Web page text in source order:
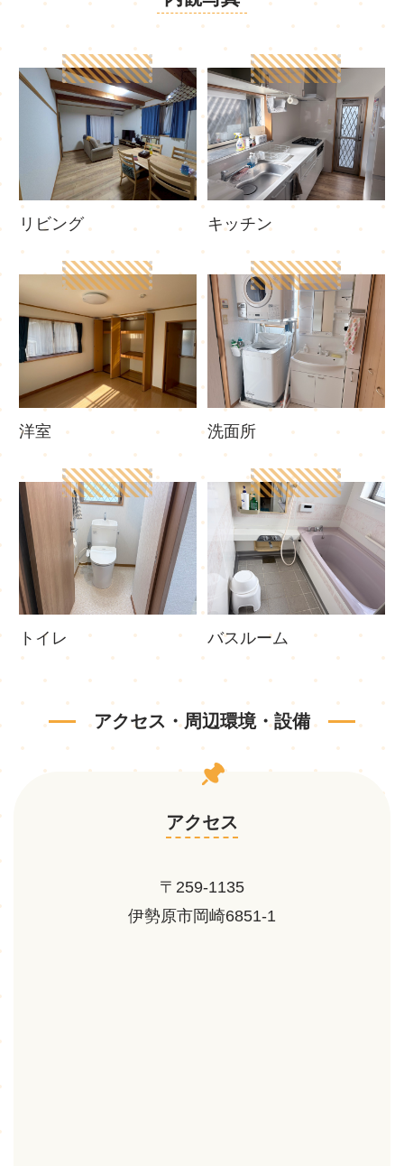
リビング キッチン
洋室 洗面所
トイレ バスルーム
アクセス・周辺環境・設備
アクセス
〒259-1135
伊勢原市岡崎6851-1